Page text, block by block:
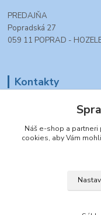
PREDAJŇA
Popradská 27
059 11 POPRAD -
Kontakty
+421 903 990 777
Náš e-shop a partneri
cookies, aby Vám